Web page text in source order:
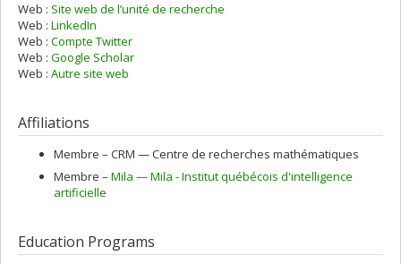
Web : Site web de l’unité de recherche
Web : LinkedIn
Web : Compte Twitter
Web : Google Scholar
Web : Autre site web
Affiliations
Membre – CRM — Centre de recherches mathématiques
Membre – Mila — Mila - Institut québécois d'intelligence
artificielle
Education Programs